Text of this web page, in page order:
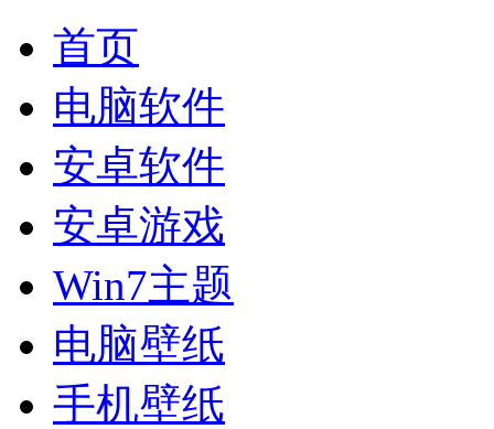
首页
电脑软件
安卓软件
安卓游戏
Win7主题
电脑壁纸
手机壁纸